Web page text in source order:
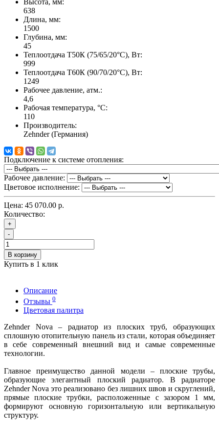
Высота, мм:
638
Длина, мм:
1500
Глубина, мм:
45
Теплоотдача Т50К (75/65/20°C), Вт:
999
Теплоотдача Т60К (90/70/20°C), Вт:
1249
Рабочее давление, атм.:
4,6
Рабочая температура, °C:
110
Производитель:
Zehnder (Германия)
Подключение к системе отопления:
Рабочее давление:
Цветовое исполнение:
Цена: 45 070.00 р.
Количество:
+
-
В корзину
Купить в 1 клик
Описание
Отзывы 0
Цветовая палитра
Zehnder Nova – радиатор из плоских труб, образующих
сплошную отопительную панель из стали, которая объединяет
в себе современный внешний вид и самые современные
технологии.
Главное преимущество данной модели – плоские трубы,
образующие элегантный плоский радиатор. В радиаторе
Zehnder Nova это реализовано без лишних швов и скруглений,
прямые плоские трубки, расположенные с зазором 1 мм,
формируют основную горизонтальную или вертикальную
структуру.